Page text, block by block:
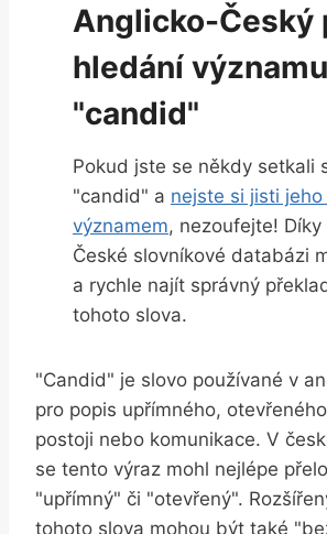
Anglicko-Český
hledání
"candid"
Pokud jste se někdy setkali
"candid" a nejste si jisti jeho
významem, nezoufejte!
České slovníkové databázi
a rychle najít správný
tohoto slova.
"Candid" je slovo používané v
pro popis upřímného,
postoji nebo komunikace. V
se tento výraz mohl nejlépe
"upřímný" či "otevřený".
tohoto slova mohou být také